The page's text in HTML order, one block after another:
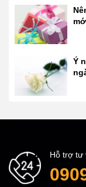
Ý
Hỗ trợ tư